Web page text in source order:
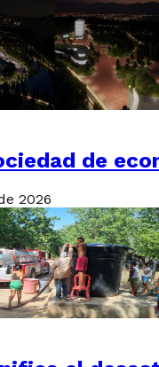
de
2026